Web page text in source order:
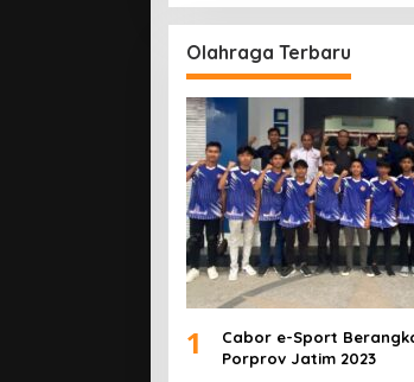
Olahraga Terbaru
1
Cabor e-Sport
Porprov Jatim 2023